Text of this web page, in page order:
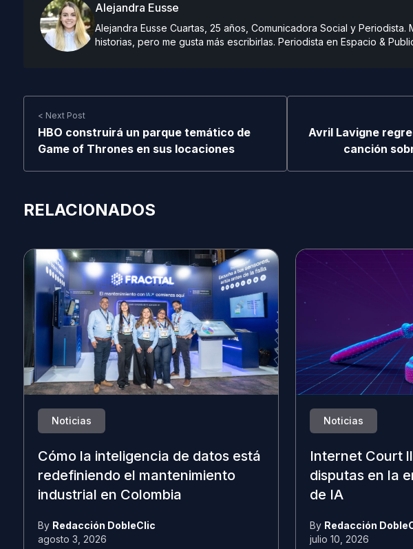
Alejandra Eusse
Alejandra Eusse Cuartas, 25 años, Comunicadora Social y Periodista.
historias, pero me gusta más escribirlas. Periodista en Espacio &
< Next Post
HBO construirá un parque temático de
Game of Thrones en sus locaciones
Avril Lavigne
canción
RELACIONADOS
Noticias
Cómo la inteligencia de datos está
redefiniendo el mantenimiento
industrial en Colombia
By Redacción DobleClic
agosto 3, 2026
Noticias
Internet Court
disputas en la
de IA
By Redacción
julio 10, 2026